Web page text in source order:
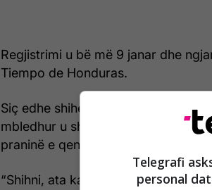
Regjistrimi u bë më 9 janar dhe
Tiempo de Honduras.
Siç edhe shihet në pamje, në një
mbledhur u shfaq një lloj mjegulle,
praninë e qenieve shpirtërore të
“Shihni, ata kanë krahë!” – thirri një
Telegrafi
personal